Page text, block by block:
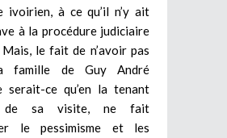
ivoirien, à ce qu’il n’y ait
à la procédure judiciaire
le fait de n’avoir pas
famille de Guy André
serait-ce qu’en la tenant
de sa visite, ne fait
le pessimisme et les